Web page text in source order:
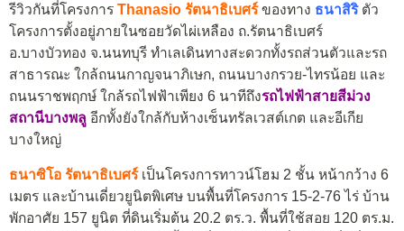
รีวิวกันที่โครงการ Thanasio รัตนาธิเบศร์ ของทาง ธนาสิริ ตัว
โครงการตั้งอยู่ภายในซอยวัดไผ่เหลือง ถ.รัตนาธิเบศร์
อ.บางบัวทอง จ.นนทบุรี ทำเลเดินทางสะดวกทั้งรถส่วนตัวและรถ
สาธารณะ ใกล้ถนนกาญจนาภิเษก, ถนนบางกรวย-ไทรน้อย และ
ถนนราชพฤกษ์ ใกล้รถไฟฟ้าเพียง 6 นาทีถึงรถไฟฟ้าสายสีม่วง
สถานีบางพลู อีกทั้งยังใกล้กับห้างเซ็นทรัลเวสต์เกต และอีเกีย
บางใหญ่
ธนาซิโอ รัตนาธิเบศร์ เป็นโครงการทาวน์โฮม 2 ชั้น หน้ากว้าง 6
เมตร และบ้านเดี่ยวยูนิตพิเศษ บนพื้นที่โครงการ 15-2-76 ไร่ บ้าน
พักอาศัย 157 ยูนิต ที่ดินเริ่มต้น 20.2 ตร.ว. พื้นที่ใช้สอย 120 ตร.ม.